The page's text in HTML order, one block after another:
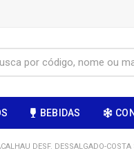
BEBIDAS
DESF. DESSALGADO-COSTA